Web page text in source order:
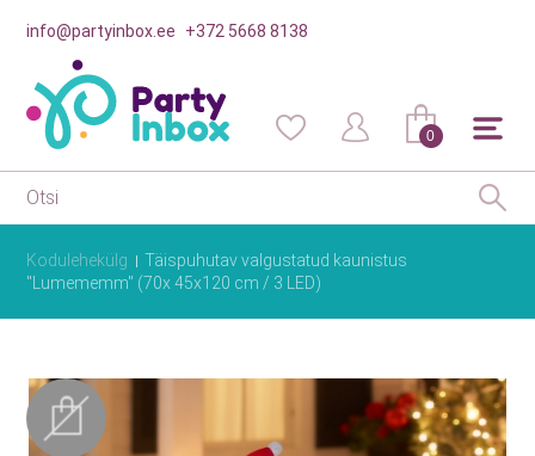
info@partyinbox.ee +372 5668 8138
0
Kodulehekülg
Täispuhutav valgustatud kaunistus
"Lumememm" (70x 45x120 cm / 3 LED)